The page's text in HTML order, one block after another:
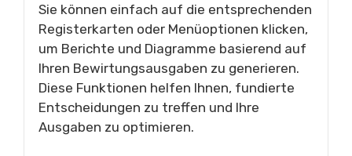
Sie können einfach auf die entsprechenden
Registerkarten oder Menüoptionen klicken,
um Berichte und Diagramme basierend auf
Ihren Bewirtungsausgaben zu generieren.
Diese Funktionen helfen Ihnen, fundierte
Entscheidungen zu treffen und Ihre
Ausgaben zu optimieren.